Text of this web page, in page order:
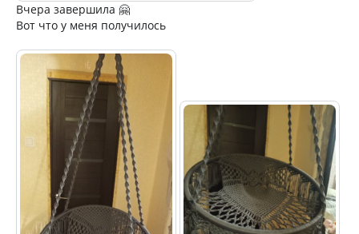
Вчера завершила 🤗
Вот что у меня получилось